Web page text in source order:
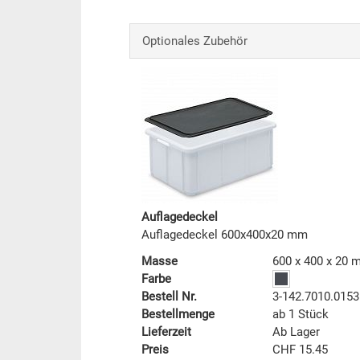
Optionales Zubehör
Auflagedeckel
Auflagedeckel 600x400x20 mm
Masse
600 x 400 x 20
Farbe
Bestell Nr.
3-142.7010.0153
Bestellmenge
ab 1 Stück
Lieferzeit
Ab Lager
Preis
CHF 15.45